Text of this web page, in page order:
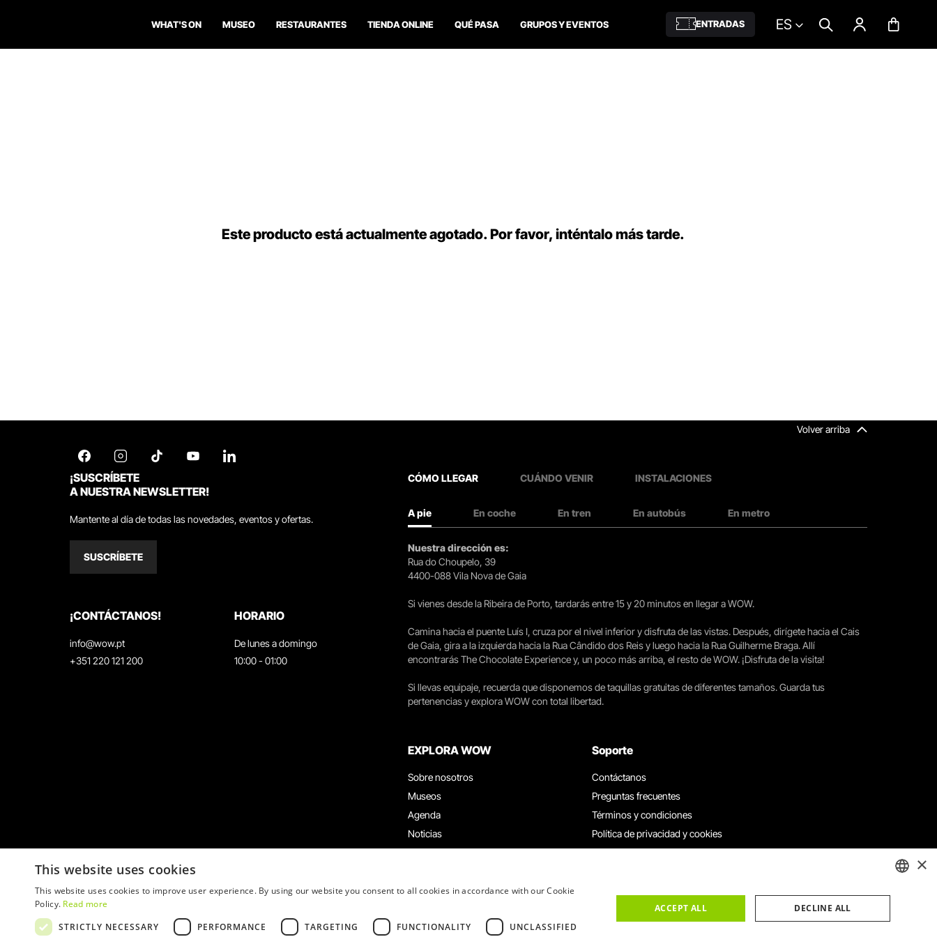
WHAT'S ON MUSEO RESTAURANTES TIENDA ONLINE QUÉ PASA GRUPOS Y EVENTOS ENTRADAS ES
Este producto está actualmente agotado. Por favor, inténtalo más tarde.
Volver arriba
¡SUSCRÍBETE
A NUESTRA NEWSLETTER!
Mantente al día de todas las novedades, eventos y ofertas.
SUSCRÍBETE
¡CONTÁCTANOS!
info@wow.pt
+351 220 121 200
HORARIO
De lunes a domingo
10:00 - 01:00
CÓMO LLEGAR CUÁNDO VENIR INSTALACIONES
A pie En coche En tren En autobús En metro
Nuestra dirección es:
Rua do Choupelo, 39
4400-088 Vila Nova de Gaia
Si vienes desde la Ribeira de Porto, tardarás entre 15 y 20 minutos en llegar a WOW.
Camina hacia el puente Luís I, cruza por el nivel inferior y disfruta de las vistas. Después, dirígete hacia el Cais
de Gaia, gira a la izquierda hacia la Rua Cândido dos Reis y luego hacia la Rua Guilherme Braga. Allí
encontrarás The Chocolate Experience y, un poco más arriba, el resto de WOW. ¡Disfruta de la visita!
Si llevas equipaje, recuerda que disponemos de taquillas gratuitas de diferentes tamaños. Guarda tus
pertenencias y explora WOW con total libertad.
EXPLORA WOW
Sobre nosotros
Museos
Agenda
Noticias
Restaurantes
Grupos y eventos
Soporte
Contáctanos
Preguntas frecuentes
Términos y condiciones
Política de privacidad y cookies
Trabaja con nosotros
×
This website uses cookies
This website uses cookies to improve user experience. By using our website you consent to all cookies in accordance with our Cookie
Policy. Read more
STRICTLY NECESSARY
PERFORMANCE TARGETING FUNCTIONALITY UNCLASSIFIED
ACCEPT ALL DECLINE ALL